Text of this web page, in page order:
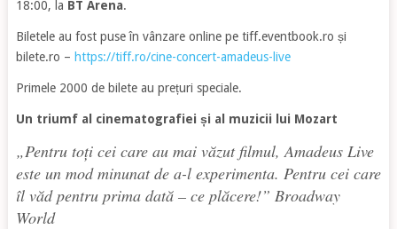
18:00, la BT Arena.
Biletele au fost puse în vânzare online pe tiff.eventbook.ro și
bilete.ro – https://tiff.ro/cine-concert-amadeus-live
Primele 2000 de bilete au prețuri speciale.
Un triumf al cinematografiei și al muzicii lui Mozart
„Pentru toți cei care au mai văzut filmul, Amadeus Live
este un mod minunat de a-l experimenta. Pentru cei care
îl văd pentru prima dată – ce plăcere!” Broadway
World